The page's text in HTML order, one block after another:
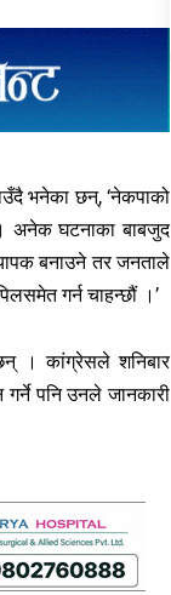
भनेका छन्, ‘नेकपाको
अनेक घटनाका बाबजुद
बनाउने तर जनताले
गर्न चाहन्छौं ।’
। कांग्रेसले शनिबार
पनि उनले जानकारी